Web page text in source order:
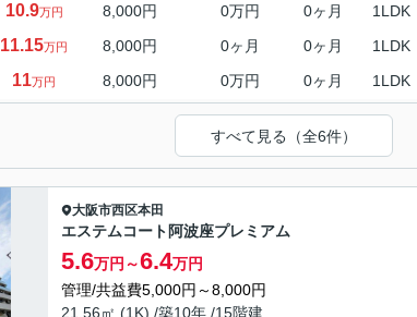
10.9万円 8,000円 0万円 0ヶ月 1LDK
11.15万円 8,000円 0ヶ月 0ヶ月 1LDK
11万円 8,000円 0万円 0ヶ月 1LDK
すべて見る（全6件）
大阪市西区本田
エステムコート阿波座プレミアム
5.6万円～6.4万円
管理/共益費5,000円～8,000円
21.56㎡ (1K) /築10年 /15階建